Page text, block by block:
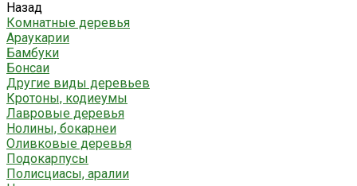
Назад
Комнатные деревья
Араукарии
Бамбуки
Бонсаи
Другие виды деревьев
Кротоны, кодиеумы
Лавровые деревья
Нолины, бокарнеи
Оливковые деревья
Подокарпусы
Полисциасы, аралии